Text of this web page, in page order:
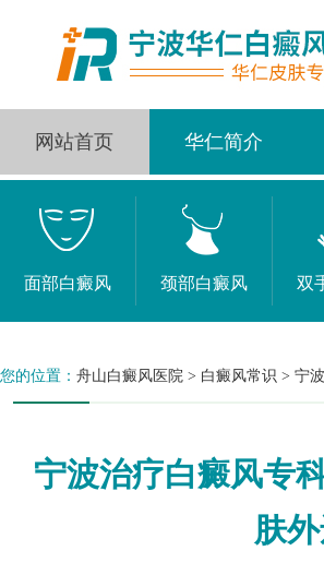
网站首页 华仁简介
面部白癜风 颈部白癜风 双
您的位置： 舟山白癜风医院 > 白癜风常识 > 宁
宁波治疗白癜风专
肤